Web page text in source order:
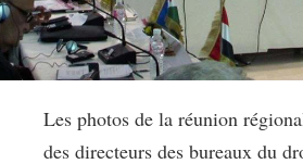
Les photos de la réunion
des directeurs des bureaux du